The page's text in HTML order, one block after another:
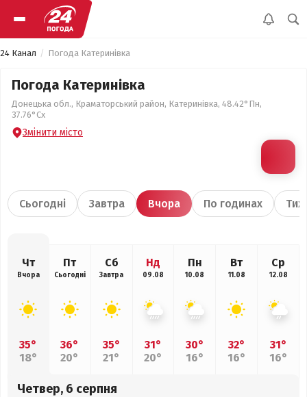
24 Канал Погода Катеринівка
Погода Катеринівка
Донецька обл., Краматорський район, Катеринівка, 48.42°Пн,
37.76°Сх
Змінити місто
Сьогодні Завтра Вчора По годинах
Чт
Вчора
35°
18°
Пт
Сьогодні
36°
20°
Сб
Завтра
35°
21°
Нд
09.08
31°
20°
Пн
10.08
30°
16°
Вт
11.08
32°
16°
Ср
12.08
31°
16°
Четвер, 6 серпня